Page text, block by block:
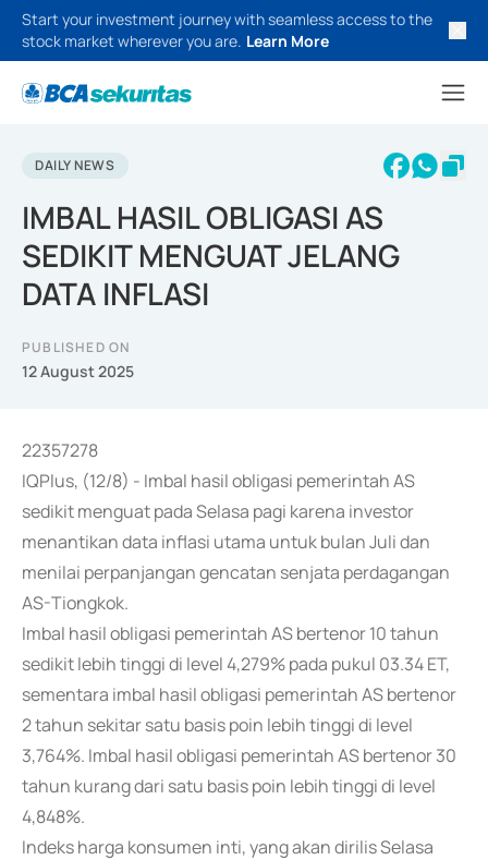
Start your investment journey with seamless access to the
stock market wherever you are. Learn More
DAILY NEWS
IMBAL HASIL OBLIGASI AS
SEDIKIT MENGUAT JELANG
DATA INFLASI
PUBLISHED ON
12 August 2025
22357278
IQPlus, (12/8) - Imbal hasil obligasi pemerintah AS
sedikit menguat pada Selasa pagi karena investor
menantikan data inflasi utama untuk bulan Juli dan
menilai perpanjangan gencatan senjata perdagangan
AS-Tiongkok.
Imbal hasil obligasi pemerintah AS bertenor 10 tahun
sedikit lebih tinggi di level 4,279% pada pukul 03.34 ET,
sementara imbal hasil obligasi pemerintah AS bertenor
2 tahun sekitar satu basis poin lebih tinggi di level
3,764%. Imbal hasil obligasi pemerintah AS bertenor 30
tahun kurang dari satu basis poin lebih tinggi di level
4,848%.
Indeks harga konsumen inti, yang akan dirilis Selasa